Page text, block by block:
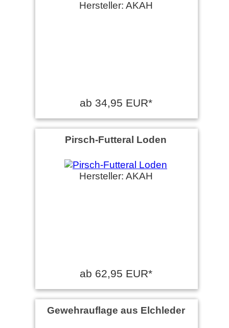
Hersteller: AKAH
ab 34,95 EUR*
Pirsch-Futteral Loden
Hersteller: AKAH
ab 62,95 EUR*
Gewehrauflage aus Elchleder